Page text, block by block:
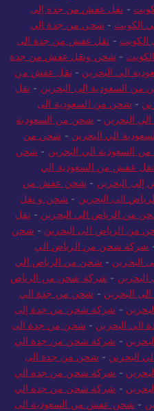
- نقل عفش من جدة إلى
الكويت - شحن من جدة الي
- نقل عفش من جدة الى
- شحن ونقل عفش من جدة
الي البحرين - نقل عفش من
السعودية إلى البحرين - نقل
- شحن من السعودية الى
البحرين - شحن من السعودية
الي البحرين - شحن من
السعودية الي البحرين - شحن
نقل عفش من السعودية الي
البحرين - شحن عفش من
الى البحرين - شحن و نقل
من الرياض الي البحرين - نقل
من الرياض الى البحرين - شحن
شركة شحن من الرياض الي
البحرين - شحن من الرياض الي
- شركة شحن من الرياض
البحرين - شحن من جدة الي
- شركة شحن من جدة إلى
البحرين - شحن من جدة الى
- شركة شحن من جدة الي
البحرين - شحن من جدة الى
- شركة شحن من جدة الي
- شركة شحن من جدة الي
- شحن عفش من السعودية الى